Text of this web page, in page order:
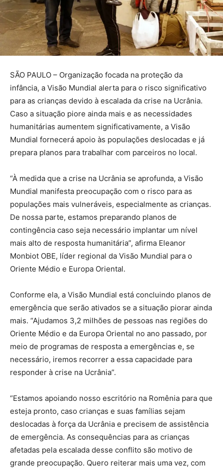
SÃO PAULO – Organização focada na proteção da
infância, a Visão Mundial alerta para o risco significativo
para as crianças devido à escalada da crise na Ucrânia.
Caso a situação piore ainda mais e as necessidades
humanitárias aumentem significativamente, a Visão
Mundial fornecerá apoio às populações deslocadas e já
prepara planos para trabalhar com parceiros no local.
“À medida que a crise na Ucrânia se aprofunda, a Visão
Mundial manifesta preocupação com o risco para as
populações mais vulneráveis, especialmente as crianças.
De nossa parte, estamos preparando planos de
contingência caso seja necessário implantar um nível
mais alto de resposta humanitária”, afirma Eleanor
Monbiot OBE, líder regional da Visão Mundial para o
Oriente Médio e Europa Oriental.
Conforme ela, a Visão Mundial está concluindo planos de
emergência que serão ativados se a situação piorar ainda
mais. “Ajudamos 3,2 milhões de pessoas nas regiões do
Oriente Médio e da Europa Oriental no ano passado, por
meio de programas de resposta a emergências e, se
necessário, iremos recorrer a essa capacidade para
responder à crise na Ucrânia”.
“Estamos apoiando nosso escritório na Romênia para que
esteja pronto, caso crianças e suas famílias sejam
deslocadas à força da Ucrânia e precisem de assistência
de emergência. As consequências para as crianças
afetadas pela escalada desse conflito são motivo de
grande preocupação. Quero reiterar mais uma vez, com